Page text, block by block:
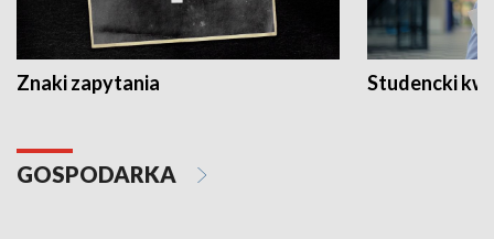
Znaki zapytania Studencki
GOSPODARKA